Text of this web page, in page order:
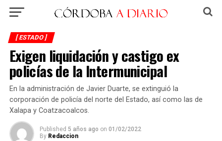
[ ESTADO ]
Exigen liquidación y castigo ex
policías de la Intermunicipal
En la administración de Javier Duarte, se extinguió la
corporación de policía del norte del Estado, así como las de
Xalapa y Coatzacoalcos.
Published 5 años ago on 01/02/2022
By Redaccion